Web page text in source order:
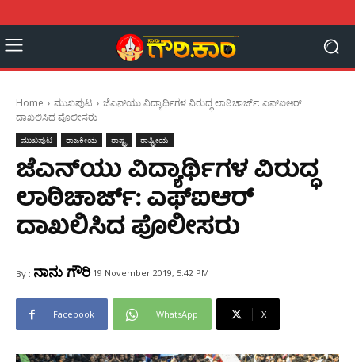
Home ಮುಖಪುಟ
ಜೆಎನ್‌ಯು ವಿದ್ಯಾರ್ಥಿಗಳ ವಿರುದ್ಧ ಲಾಠಿಚಾರ್ಜ್: ಎಫ್ಐಆರ್
ದಾಖಲಿಸಿದ ಪೊಲೀಸರು
ಮುಖಪುಟ ರಾಜಕೀಯ ರಾಷ್ಟ್ರ ರಾಷ್ಟ್ರೀಯ
ಜೆಎನ್‌ಯು ವಿದ್ಯಾರ್ಥಿಗಳ ವಿರುದ್ಧ
ಲಾಠಿಚಾರ್ಜ್: ಎಫ್ಐಆರ್
ದಾಖಲಿಸಿದ ಪೊಲೀಸರು
By : ನಾನು ಗೌರಿ 19 November 2019, 5:42 PM
Facebook WhatsApp X